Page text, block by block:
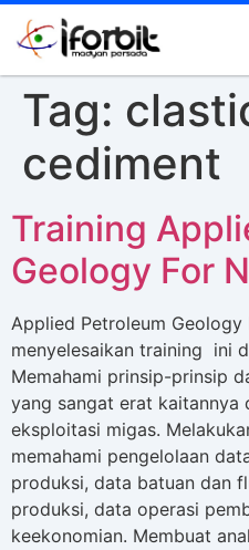
Tag:
cediment
Training
Geology For
Applied Petroleum
menyelesaikan training ini
Memahami prinsip-prinsip
yang sangat erat
eksploitasi migas.
memahami pengelolaan
produksi, data batuan dan
produksi, data operasi
keekonomian. Membuat